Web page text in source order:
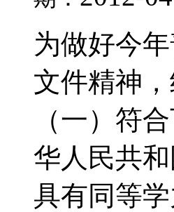
为做好今
文件精神
（一）符
华人民共
具有同等